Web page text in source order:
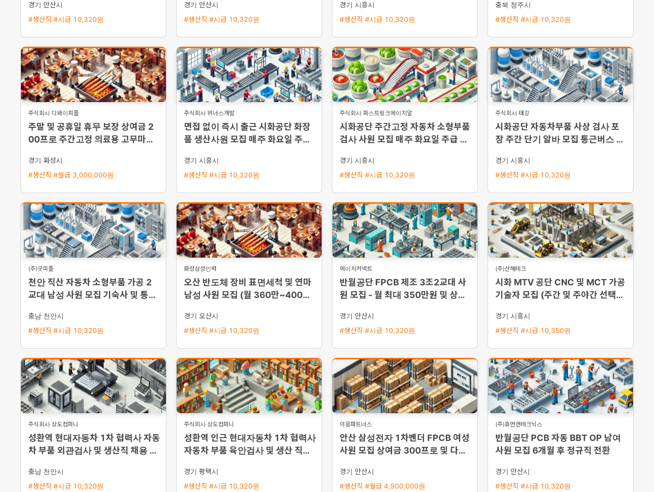
경기 안산시
#생산직 #시급 10,320원
경기 안산시
#생산직 #시급 10,320원
경기 시흥시
#생산직 #시급 10,320원
충북 청주시
#생산직 #시급 10,320원
주식회사 디와이피플
주말 및 공휴일 휴무 보장 상여금 2
00프로 주간고정 의료용 고무마개
경기 화성시
#생산직 #월급 3,000,000원
주식회사 위너스개발
면접 없이 즉시 출근 시화공단 화장
품 생산사원 모집 매주 화요일 주급
경기 시흥시
#생산직 #시급 10,320원
주식회사 퍼스트링크에이치알
시화공단 주간고정 자동차 소형부품
검사 사원 모집 매주 화요일 주급 지
경기 시흥시
#생산직 #시급 10,320원
주식회사 태강
시화공단 자동차부품 사상 검사 포
장 주간 단기 알바 모집 통근버스 운
경기 시흥시
#생산직 #시급 10,320원
(주)굿피플
천안 직산 자동차 소형부품 가공 2
교대 남성 사원 모집 기숙사 및 통근
충남 천안시
#생산직 #시급 10,320원
화성삼성인력
오산 반도체 장비 표면세척 및 연마
남성 사원 모집 (월 360만~400만
경기 오산시
#생산직 #시급 10,320원
에이치커넥트
반월공단 FPCB 제조 3조2교대 사
원 모집 - 월 최대 350만원 및 상여
경기 안산시
#생산직 #시급 10,320원
(주)산해테크
시화 MTV 공단 CNC 및 MCT 가공
기술자 모집 (주간 및 주야간 선택
경기 시흥시
#생산직 #시급 10,350원
주식회사 상도컴퍼니
성환역 현대자동차 1차 협력사 자동
차 부품 외관검사 및 생산직 채용 통
충남 천안시
#생산직 #시급 10,320원
주식회사 상도컴퍼니
성환역 인근 현대자동차 1차 협력사
자동차 부품 육안검사 및 생산 직원
경기 평택시
#생산직 #시급 10,320원
이음파트너스
안산 삼성전자 1차벤더 FPCB 여성
사원 모집 상여금 300프로 및 다양
경기 안산시
#생산직 #월급 4,900,000원
(주)휴먼앤테크닉스
반월공단 PCB 자동 BBT OP 남여
사원 모집 6개월 후 정규직 전환
경기 안산시
#생산직 #시급 10,320원